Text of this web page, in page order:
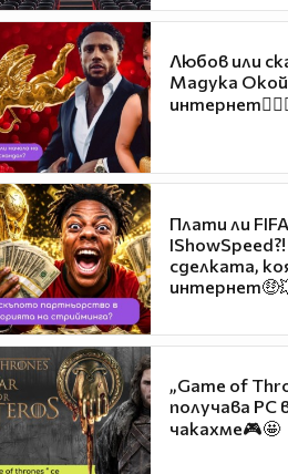
Любов или
Мадука
Плати ли
сделката,
„Game of
получава
чакахме🎮🤩